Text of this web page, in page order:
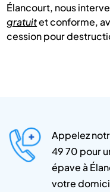
Élancourt, nous
gratuitet conforme,
cession pour
Appelez
49 70 pour
épave à
votre